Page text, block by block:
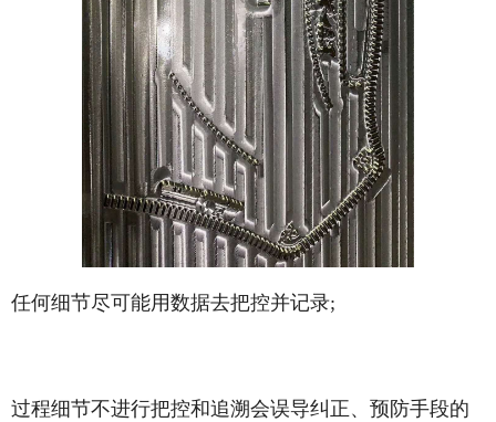
任何细节尽可能用数据去把控并记录;
过程细节不进行把控和追溯会误导纠正、预防手段的